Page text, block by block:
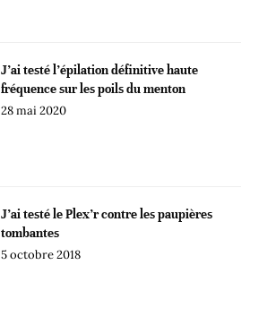
J’ai testé l’épilation définitive haute
fréquence sur les poils du menton
28 mai 2020
J’ai testé le Plex’r contre les paupières
tombantes
5 octobre 2018